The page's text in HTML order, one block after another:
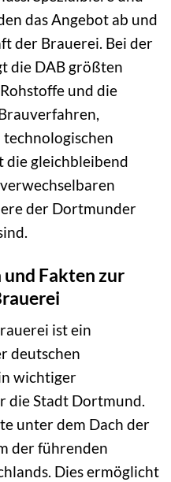
das Angebot ab und
der Brauerei. Bei der
die DAB größten
und die
die gleichbleibend
der Dortmunder
Fakten zur
ist ein
deutschen
wichtiger
die Stadt Dortmund.
unter dem Dach der
der führenden
Dies ermöglicht